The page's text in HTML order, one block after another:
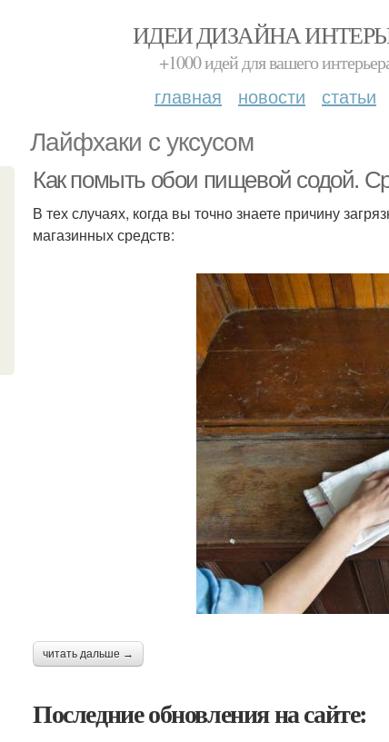
ИДЕИ ДИЗАЙНА
+1000 идей для вашего
главная новости статьи
Лайфхаки с уксусом
Как помыть обои пищевой содой.
В тех случаях, когда вы точно знаете причину
магазинных средств:
читать дальше →
Последние обновления на сайте: